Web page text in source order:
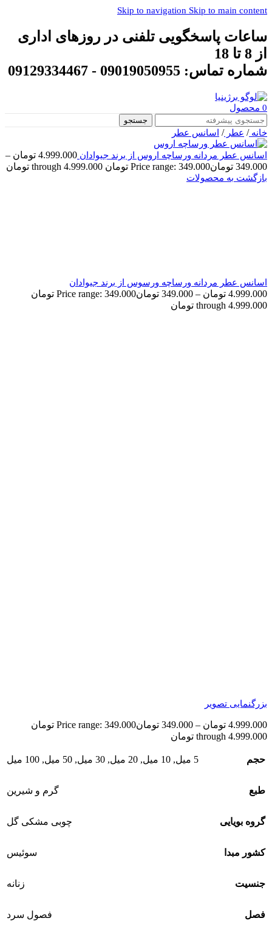
Skip to navigation Skip to main content
ساعات پاسخگویی تلفنی در روزهای اداری
از 8 تا 18
شماره تماس: 09019050955 - 09129334467
0 محصول
جستجو
خانه/ عطر/ اسانس عطر
اسانس عطر مردانه ورساچه اروس از برند جیوادان 4.999.000 تومان –
349.000 تومانPrice range: 349.000 تومان through 4.999.000 تومان
بازگشت به محصولات
اسانس عطر مردانه ورساچه ورسوس از برند جیوادان
4.999.000 تومان –
349.000 تومان
Price range: 349.000 تومان
through 4.999.000 تومان
بزرگنمایی تصویر
4.999.000 تومان –
349.000 تومان
Price range: 349.000 تومان
through 4.999.000 تومان
حجم 5 میل , 10 میل , 20 میل , 30 میل , 50 میل , 100 میل
طبع گرم و شیرین
گروه بویایی چوبی مشکی گل
کشور مبدا سوئیس
جنسیت زنانه
فصل فصول سرد